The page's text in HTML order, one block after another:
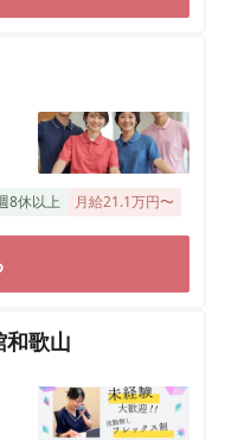
8休以上 月給21.1万円〜
歌山